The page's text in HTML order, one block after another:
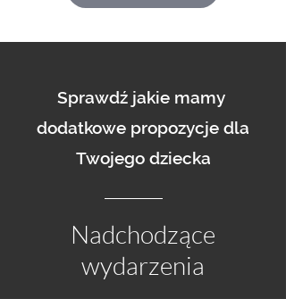
Sprawdź jakie mamy
dodatkowe propozycje dla
Twojego dziecka
Nadchodzące
wydarzenia